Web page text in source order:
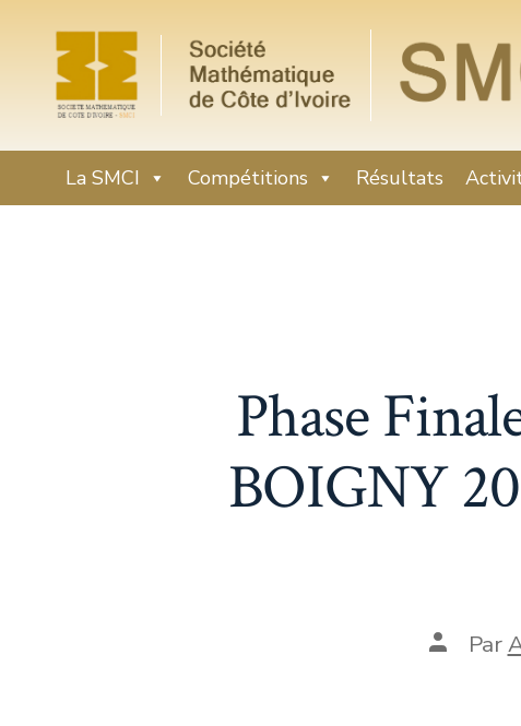
La SMCI Compétitions Résultats
Phase
BOIGNY
Par